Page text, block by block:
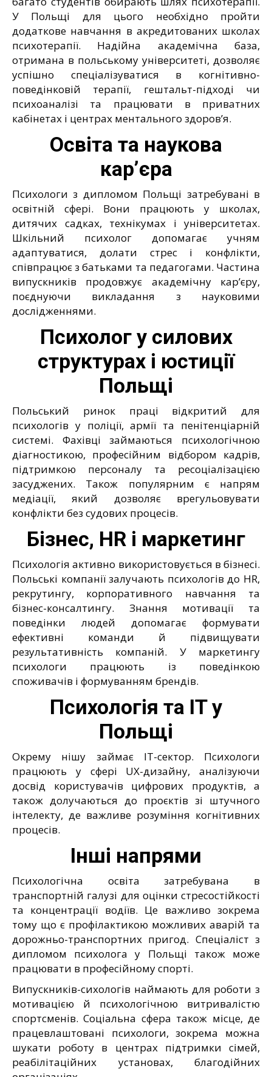
У Польщі для цього необхідно пройти
додаткове навчання в акредитованих школах
психотерапії. Надійна академічна база,
отримана в польському університеті, дозволяє
успішно спеціалізуватися в когнітивно-
поведінковій терапії, гештальт-підході чи
психоаналізі та працювати в приватних
кабінетах і центрах ментального здоров’я.
Освіта та наукова
кар’єра
Психологи з дипломом Польщі затребувані в
освітній сфері. Вони працюють у школах,
дитячих садках, технікумах і університетах.
Шкільний психолог допомагає учням
адаптуватися, долати стрес і конфлікти,
співпрацює з батьками та педагогами. Частина
випускників продовжує академічну кар’єру,
поєднуючи викладання з науковими
дослідженнями.
Психолог у силових
структурах і юстиції
Польщі
Польський ринок праці відкритий для
психологів у поліції, армії та пенітенціарній
системі. Фахівці займаються психологічною
діагностикою, професійним відбором кадрів,
підтримкою персоналу та ресоціалізацією
засуджених. Також популярним є напрям
медіації, який дозволяє врегульовувати
конфлікти без судових процесів.
Бізнес, HR і маркетинг
Психологія активно використовується в бізнесі.
Польські компанії залучають психологів до HR,
рекрутингу, корпоративного навчання та
бізнес-консалтингу. Знання мотивації та
поведінки людей допомагає формувати
ефективні команди й підвищувати
результативність компаній. У маркетингу
психологи працюють із поведінкою
споживачів і формуванням брендів.
Психологія та IT у
Польщі
Окрему нішу займає IT-сектор. Психологи
працюють у сфері UX-дизайну, аналізуючи
досвід користувачів цифрових продуктів, а
також долучаються до проєктів зі штучного
інтелекту, де важливе розуміння когнітивних
процесів.
Інші напрями
Психологічна освіта затребувана в
транспортній галузі для оцінки стресостійкості
та концентрації водіїв. Це важливо зокрема
тому що є профілактикою можливих аварій та
дорожньо-транспортних пригод. Спеціаліст з
дипломом психолога у Польщі також може
працювати в професійному спорті.
Випускників-сихологів наймають для роботи з
мотивацією й психологічною витривалістю
спортсменів. Соціальна сфера також місце, де
працевлаштовані психологи, зокрема можна
шукати роботу в центрах підтримки сімей,
реабілітаційних установах, благодійних